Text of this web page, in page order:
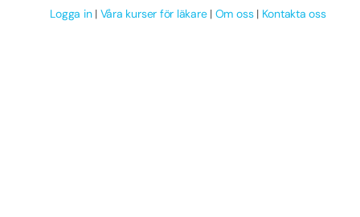
Logga in| Våra kurser för läkare| Om oss| Kontakta oss